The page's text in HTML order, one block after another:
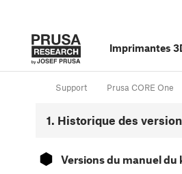
Imprimantes
Support Prusa CORE One
1. Historique des
⬢ Versions du manuel du